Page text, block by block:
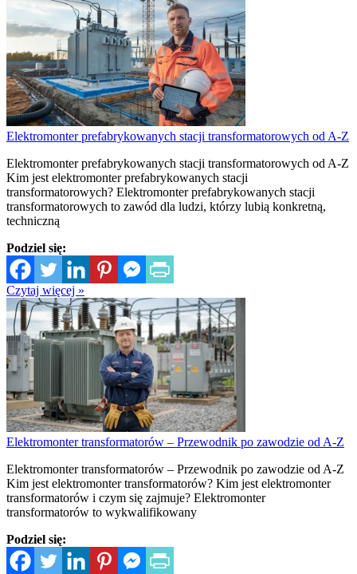
Elektromonter prefabrykowanych stacji transformatorowych od A-Z
Elektromonter prefabrykowanych stacji transformatorowych od A-Z
Kim jest elektromonter prefabrykowanych stacji
transformatorowych? Elektromonter prefabrykowanych stacji
transformatorowych to zawód dla ludzi, którzy lubią konkretną,
techniczną
Podziel się:
Czytaj więcej »
Elektromonter transformatorów – Przewodnik po zawodzie od A-Z
Elektromonter transformatorów – Przewodnik po zawodzie od A-Z
Kim jest elektromonter transformatorów? Kim jest elektromonter
transformatorów i czym się zajmuje? Elektromonter
transformatorów to wykwalifikowany
Podziel się: